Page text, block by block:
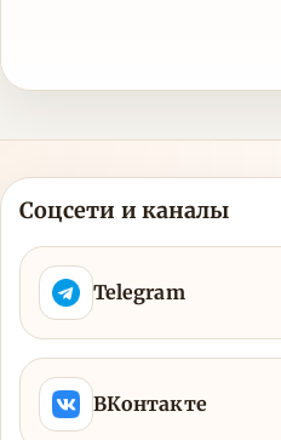
Соцсети и каналы
Telegram
ВКонтакте